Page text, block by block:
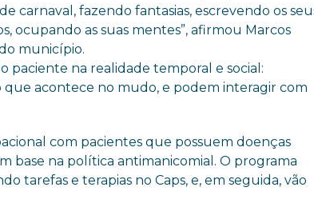
carnaval, fazendo fantasias, escrevendo os
ocupando as suas mentes”, afirmou Marcos
município.
paciente na realidade temporal e social:
que acontece no mudo, e podem interagir com
com pacientes que possuem doenças
base na política antimanicomial. O programa
tarefas e terapias no Caps, e, em seguida, vão